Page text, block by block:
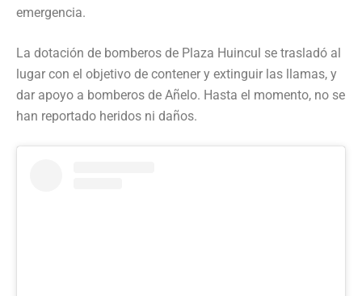
emergencia.
La dotación de bomberos de Plaza Huincul se trasladó al
lugar con el objetivo de contener y extinguir las llamas, y
dar apoyo a bomberos de Añelo. Hasta el momento, no se
han reportado heridos ni daños.